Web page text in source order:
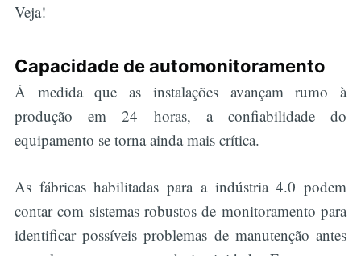
Veja!
Capacidade de automonitoramento
À medida que as instalações avançam rumo à
produção em 24 horas, a confiabilidade do
equipamento se torna ainda mais crítica.
As fábricas habilitadas para a indústria 4.0 podem
contar com sistemas robustos de monitoramento para
identificar possíveis problemas de manutenção antes